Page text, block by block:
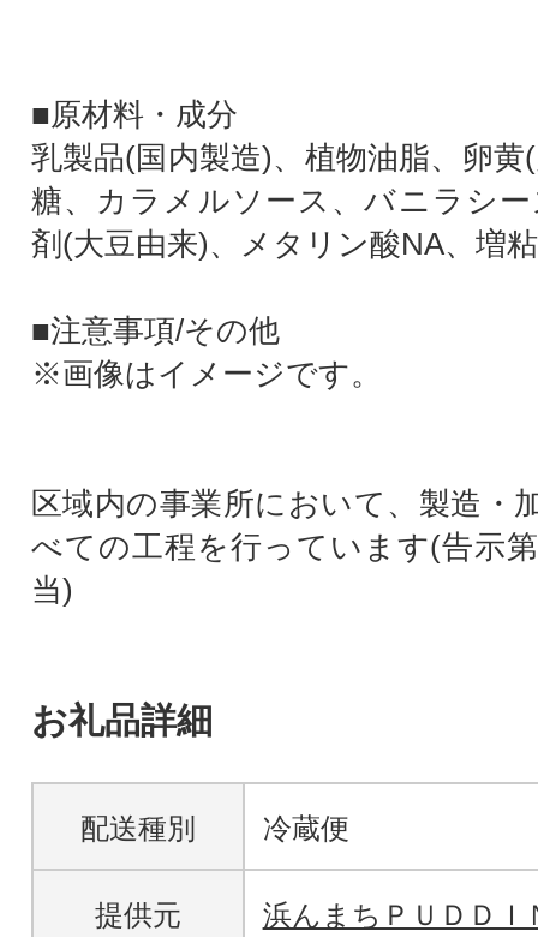
■原材料・成分
乳製品(国内製造)、植物油脂、卵
糖、カラメルソース、バニラシ
剤(大豆由来)、メタリン酸NA、増
■注意事項/その他
※画像はイメージです。
区域内の事業所において、製造・
べての工程を行っています(告示
当)
お礼品詳細
配送種別 冷蔵便
提供元 浜んまちＰＵＤＤＩ